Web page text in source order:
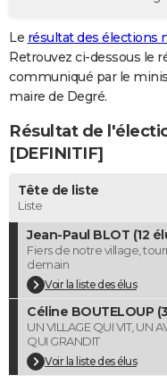
GUIDES D'ACHAT
BONS PLANS
CARTE DE VOEUX
Carte de Noël
Carte Bonne année
Carte Saint-Valentin
Carte Pâques
Carte d'anniversaire
DICTIONNAIRE
Dictionnaire
Biographies
Citations
Expressions
Proverbes
PROGRAMME TV
COPAINS D'AVANT
S'inscrire
Se connecter
Lycées
Collèges
Primaires
Universités
Entreprises
Service militaire
Avis de recherche
AVIS DE DÉCÈS
FORUM
Bricolage
Lifestyle
Culture
Sport
Auto
Television
Voyage
Cinema
Le résultat des élections
Retrouvez ci-dessous le
communiqué par le
maire de Degré.
Résultat de
[DEFINITIF]
Tête de liste
Liste
Jean-Paul BLOT (12
Fiers de notre village,
demain
Voir la liste des élus
Céline BOUTELOUP
UN VILLAGE QUI VIT, UN
QUI GRANDIT
Voir la liste des élus